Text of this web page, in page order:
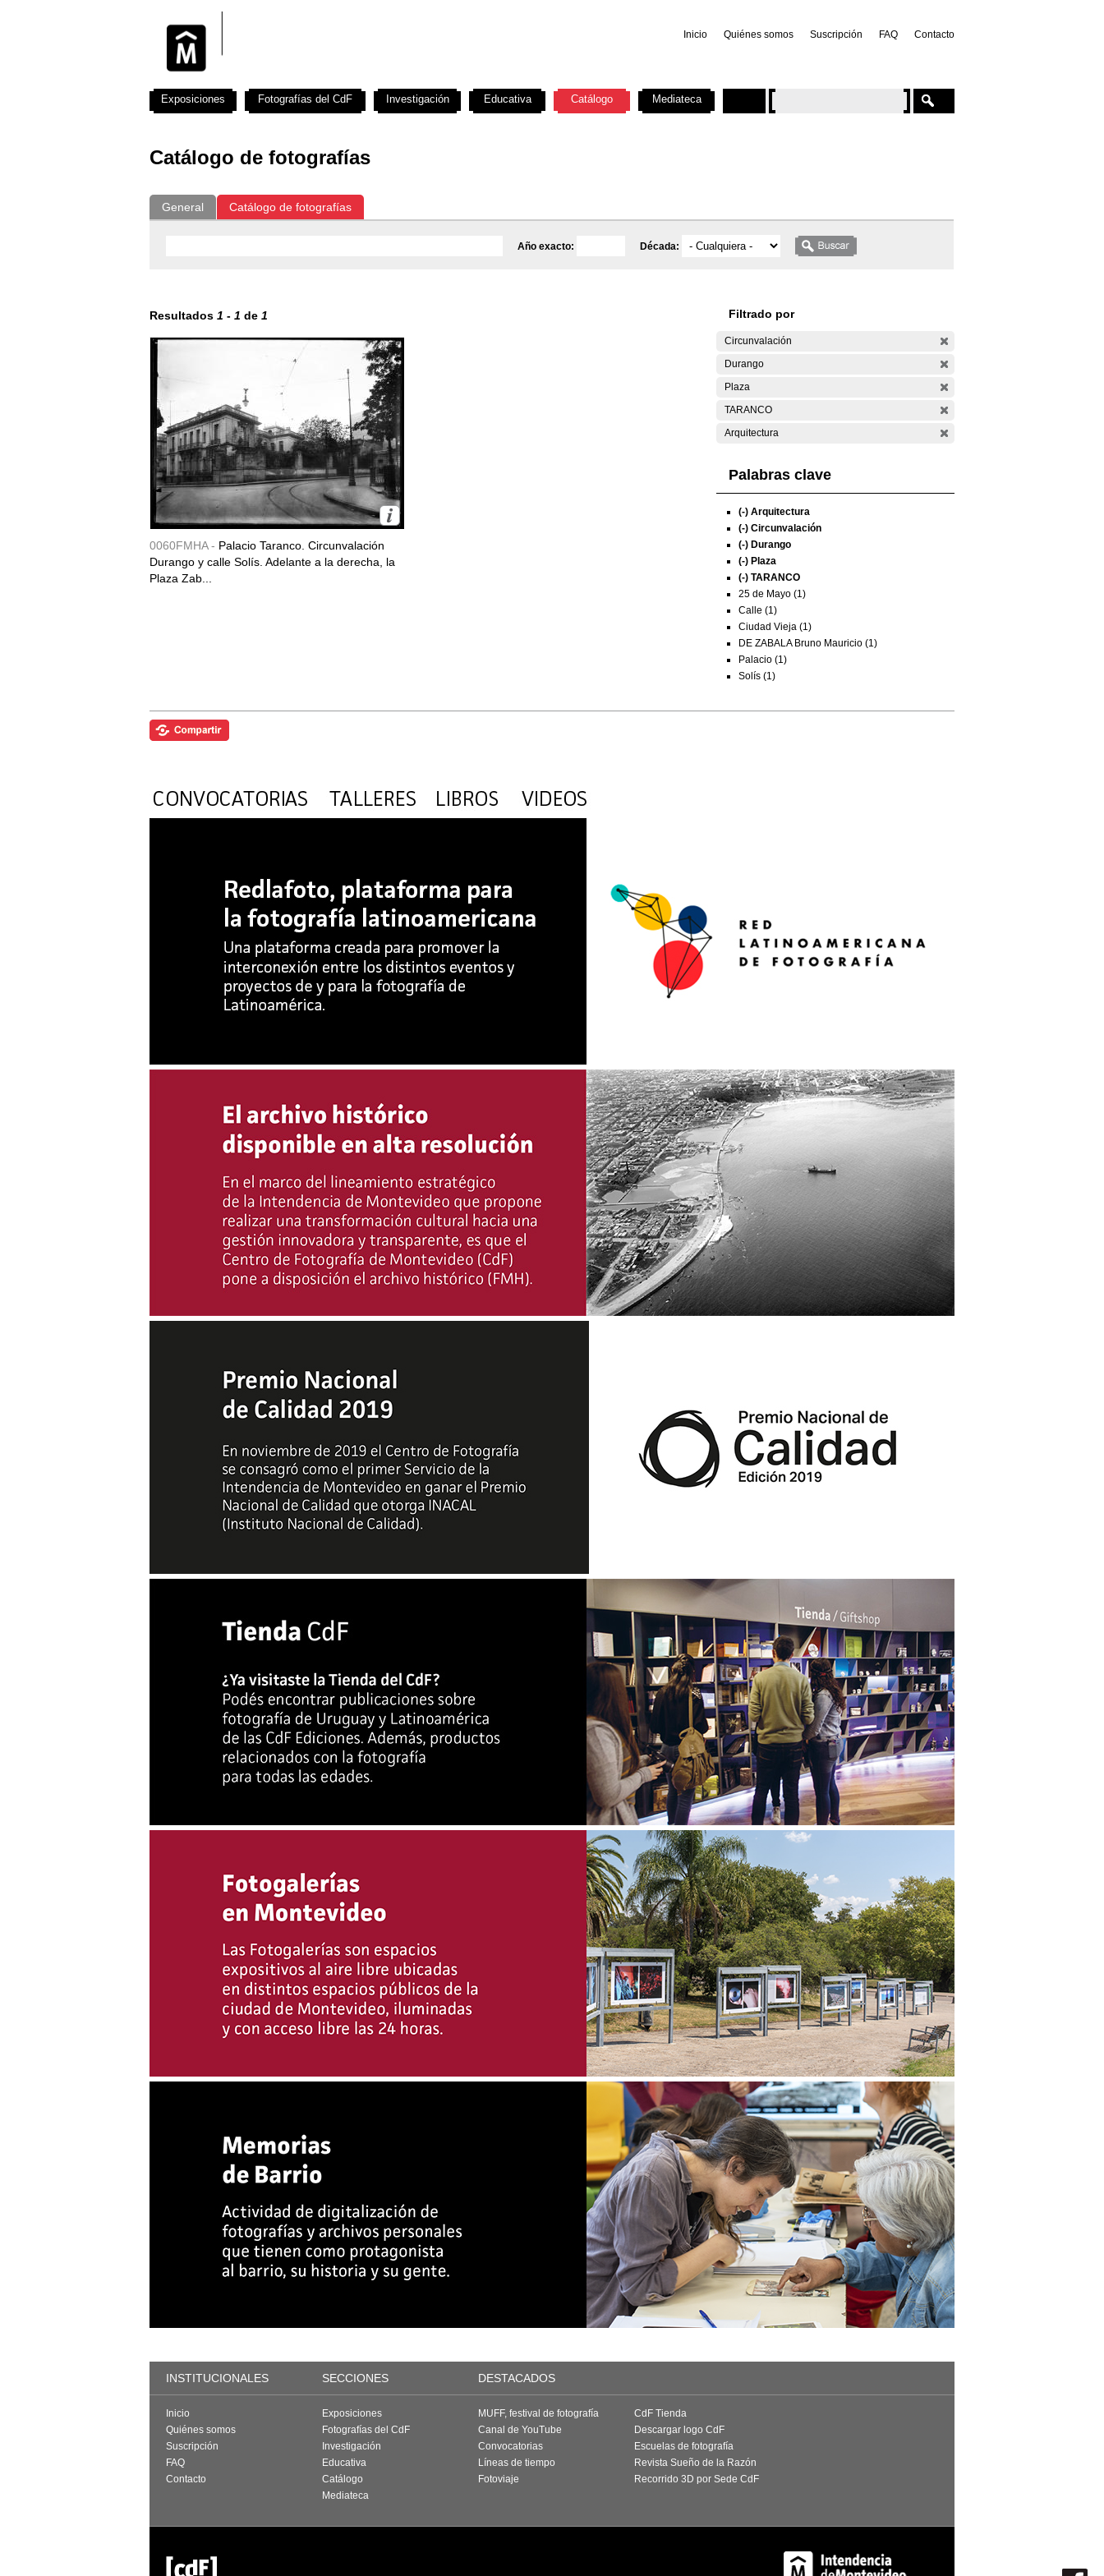
Inicio Quiénes somos Suscripción FAQ Contacto
Catálogo de fotografías
General Catálogo de fotografías
Año exacto: Década:
Resultados 1 - 1 de 1
0060FMHA - Palacio Taranco. Circunvalación
Durango y calle Solís. Adelante a la derecha, la
Plaza Zab...
Filtrado por
Circunvalación
Durango
Plaza
TARANCO
Arquitectura
Palabras clave
(-) Arquitectura
(-) Circunvalación
(-) Durango
(-) Plaza
(-) TARANCO
25 de Mayo (1)
Calle (1)
Ciudad Vieja (1)
DE ZABALA Bruno Mauricio (1)
Palacio (1)
Solís (1)
Exposiciones Fotografías del CdF Investigación Educativa Catálogo Mediateca
INSTITUCIONALES SECCIONES DESTACADOS
Inicio
Quiénes somos
Suscripción
FAQ
Contacto
Exposiciones
Fotografías del CdF
Investigación
Educativa
Catálogo
Mediateca
MUFF, festival de fotografía
Canal de YouTube
Convocatorias
Líneas de tiempo
Fotoviaje
CdF Tienda
Descargar logo CdF
Escuelas de fotografía
Revista Sueño de la Razón
Recorrido 3D por Sede CdF